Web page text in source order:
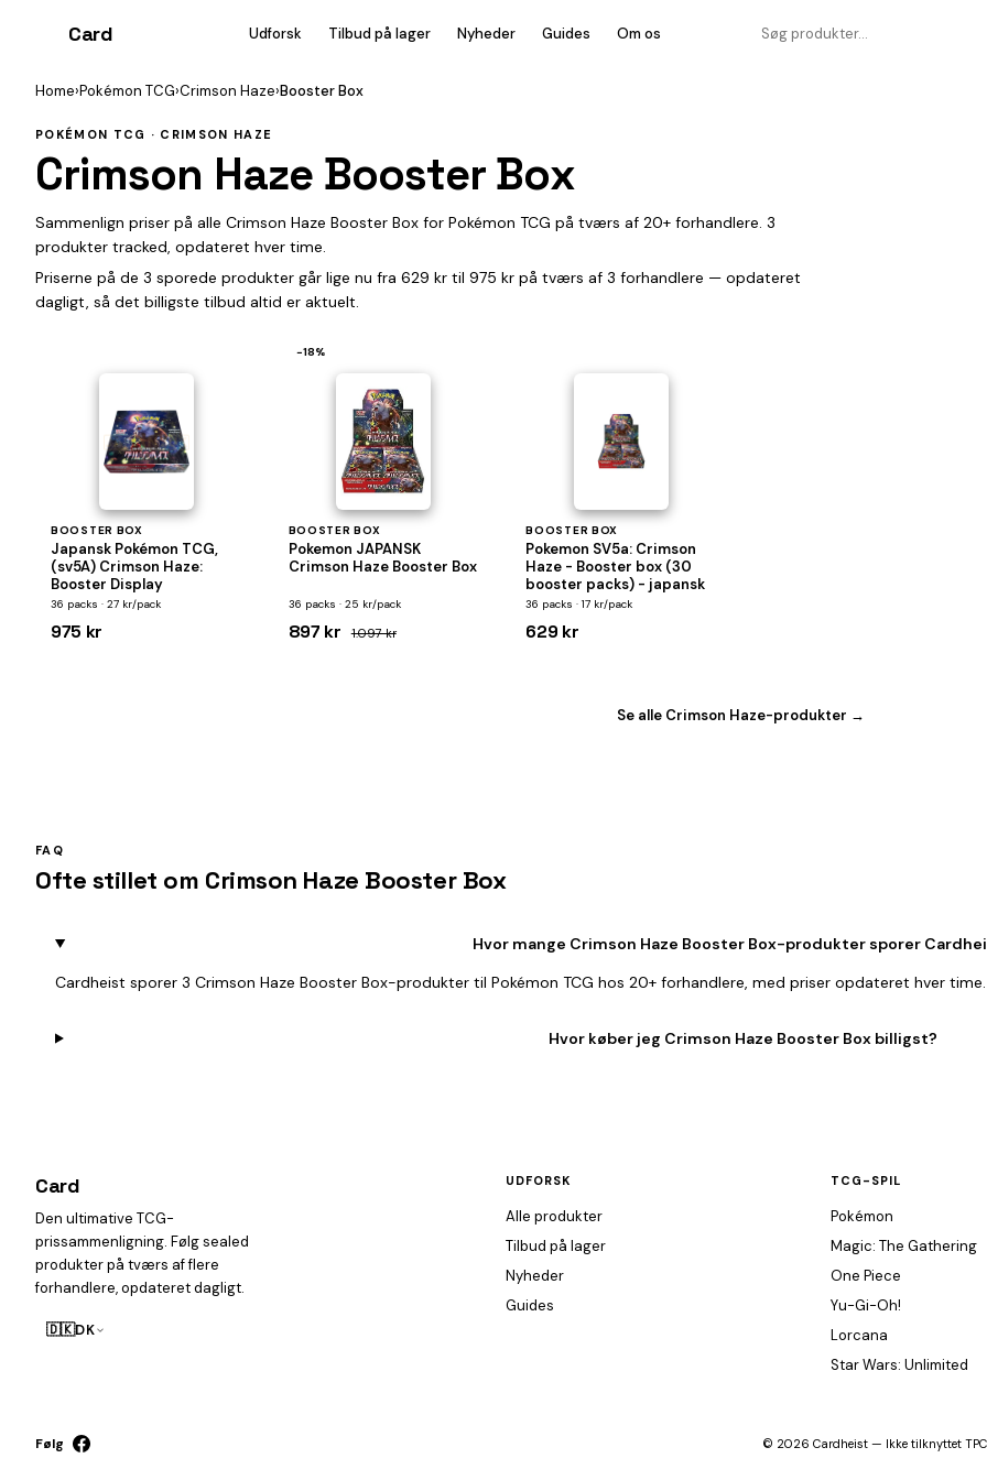
Card Udforsk Tilbud på lager Nyheder Guides Om os
Home›Pokémon TCG›Crimson Haze›Booster Box
POKÉMON TCG · CRIMSON HAZE
Crimson Haze Booster Box
Sammenlign priser på alle Crimson Haze Booster Box for Pokémon TCG på tværs af 20+ forhandlere. 3
produkter tracked, opdateret hver time.
Priserne på de 3 sporede produkter går lige nu fra 629 kr til 975 kr på tværs af 3 forhandlere — opdateret
dagligt, så det billigste tilbud altid er aktuelt.
BOOSTER BOX
Japansk Pokémon TCG,
(sv5A) Crimson Haze:
Booster Display
36 packs · 27 kr/pack
975 kr
−18%
BOOSTER BOX
Pokemon JAPANSK
Crimson Haze Booster Box
36 packs · 25 kr/pack
897 kr 1.097 kr
BOOSTER BOX
Pokemon SV5a: Crimson
Haze - Booster box (30
booster packs) - japansk
36 packs · 17 kr/pack
629 kr
Se alle Crimson Haze-produkter →
FAQ
Ofte stillet om Crimson Haze Booster Box
Hvor mange Crimson Haze Booster Box-produkter sporer
Cardheist sporer 3 Crimson Haze Booster Box-produkter til Pokémon TCG hos 20+ forhandlere, med priser opdateret hver time.
Hvor køber jeg Crimson Haze Booster Box billigst?
Card
Den ultimative TCG-
prissammenligning. Følg sealed
produkter på tværs af flere
forhandlere, opdateret dagligt.
🇩🇰DK
UDFORSK
Alle produkter
Tilbud på lager
Nyheder
Guides
TCG-SPIL
Pokémon
Magic: The Gathering
One Piece
Yu-Gi-Oh!
Lorcana
Star Wars: Unlimited
Følg © 2026 Cardheist — Ikke tilknyttet